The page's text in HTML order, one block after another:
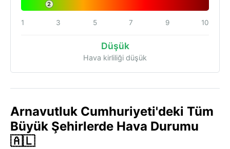
2
1 3 5 7 9 10
Düşük
Hava kirliliği düşük
Arnavutluk Cumhuriyeti'deki Tüm
Büyük Şehirlerde Hava Durumu
🇦🇱